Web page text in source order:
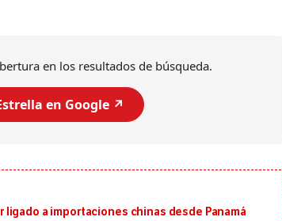
en los resultados de búsqueda.
en Google ↗️
ligado a importaciones chinas desde Panamá
presidente de Brasil, Luiz Inácio Lula